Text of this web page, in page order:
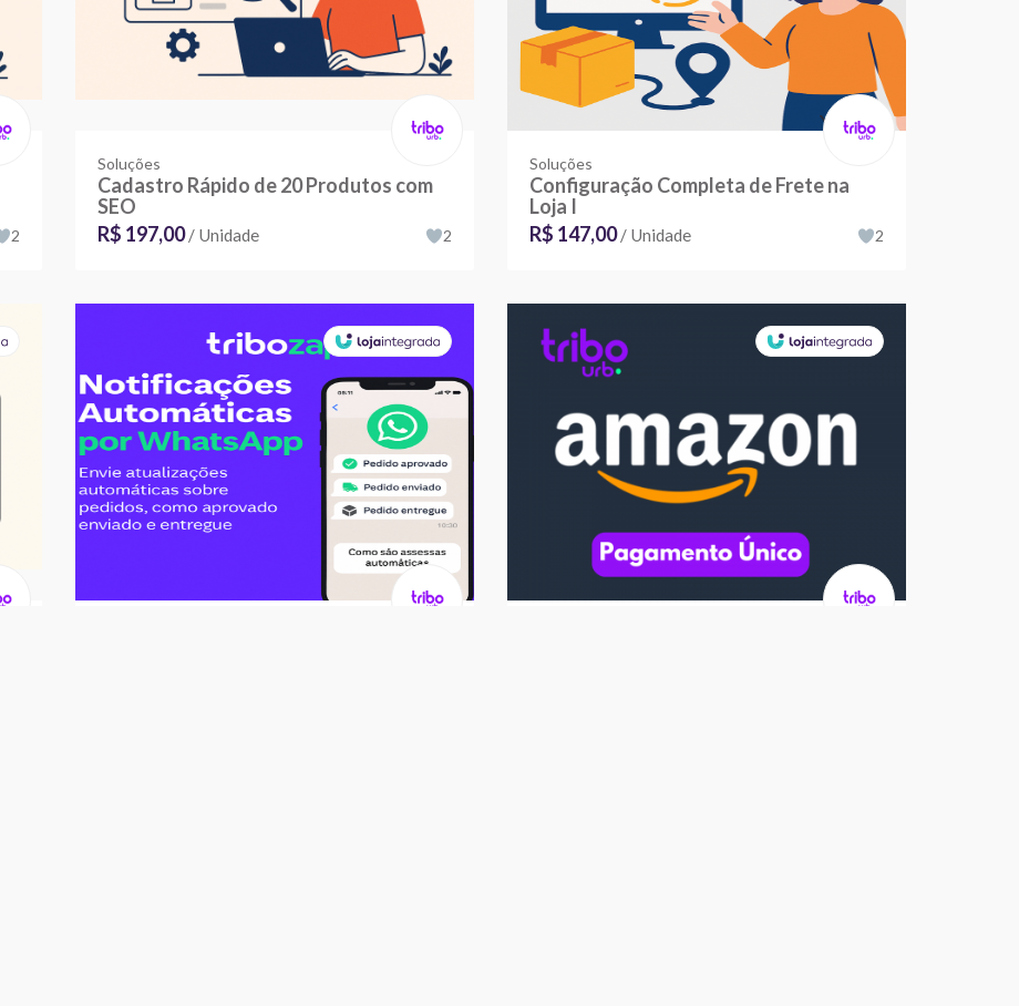
2
Soluções
Cadastro Rápido de 20 Produtos com
SEO
R$ 197,00/ Unidade 2
Soluções
Configuração Completa de Frete na
Loja I
R$ 147,00/ Unidade 2